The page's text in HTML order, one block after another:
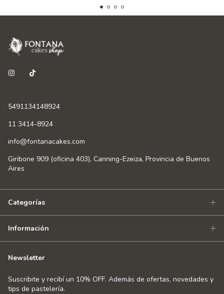
5491134148924
11 3414-8924
info@fontanacakes.com
Giribone 909 (oficina 403), Canning-Ezeiza, Provincia de Buenos
Aires
Categorías
Información
Newsletter
Suscribite y recibí un 10% OFF. Además de ofertas, novedades y
tips de pastelería.